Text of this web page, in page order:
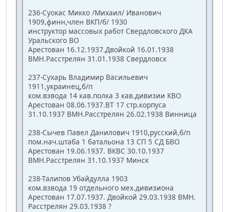
236-Суокас Микко /Михаил/ Иванович
1909,финн,член ВКП/б/ 1930
инструктор массовых работ Свердловского ДКА
Уральского ВО
Арестован 16.12.1937.Двойкой 16.01.1938
ВМН.Расстрелян 31.01.1938 Свердловск
237-Сухарь Владимир Васильевич
1911,украинец,б/п
ком.взвода 14 кав.полка 3 кав.дивизии КВО
Арестован 08.06.1937.ВТ 17 стр.корпуса
31.10.1937 ВМН.Расстрелян 26.02.1938 Винница
238-Сычев Павел Данилович 1910,русский,б/п
пом.нач.штаба 1 батальона 13 СП 5 СД БВО
Арестован 19.06.1937. ВКВС 30.10.1937
ВМН.Расстрелян 31.10.1937 Минск
238-Талипов Убайдулла 1903
ком.взвода 19 отдельного мех.дивизиона
Арестован 17.07.1937. Двойкой 29.03.1938 ВМН.
Расстрелян 29.03.1938 ?